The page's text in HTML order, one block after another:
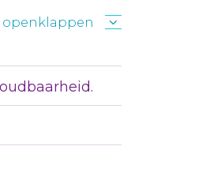
openklappen